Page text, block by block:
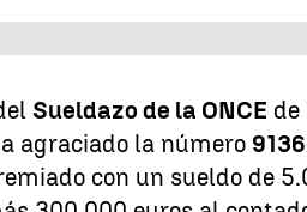
Sueldazo de la ONCE
agraciado la número
con un sueldo de